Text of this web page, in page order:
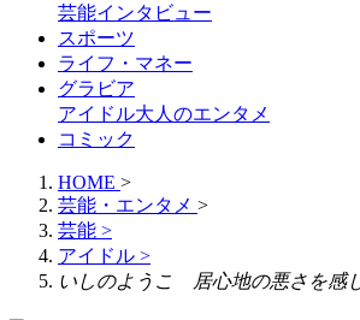
芸能インタビュー
スポーツ
ライフ・マネー
グラビア
アイドル大人のエンタメ
コミック
HOME >
芸能・エンタメ >
芸能 >
アイドル >
いしのようこ 居心地の悪さを感